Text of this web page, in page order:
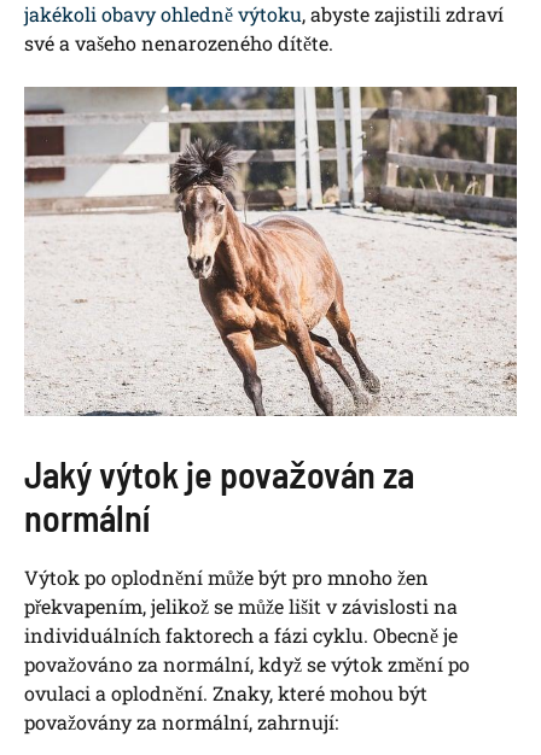
jakékoli obavy ohledně výtoku, abyste zajistili zdraví
své a vašeho nenarozeného dítěte.
Jaký výtok je považován za
normální
Výtok po oplodnění může být pro mnoho žen
překvapením, jelikož se může lišit v závislosti na
individuálních faktorech a fázi cyklu. Obecně je
považováno za normální, když se výtok změní po
ovulaci a oplodnění. Znaky, které mohou být
považovány za normální, zahrnují: